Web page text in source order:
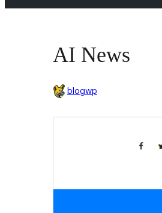
AI News
blogwp